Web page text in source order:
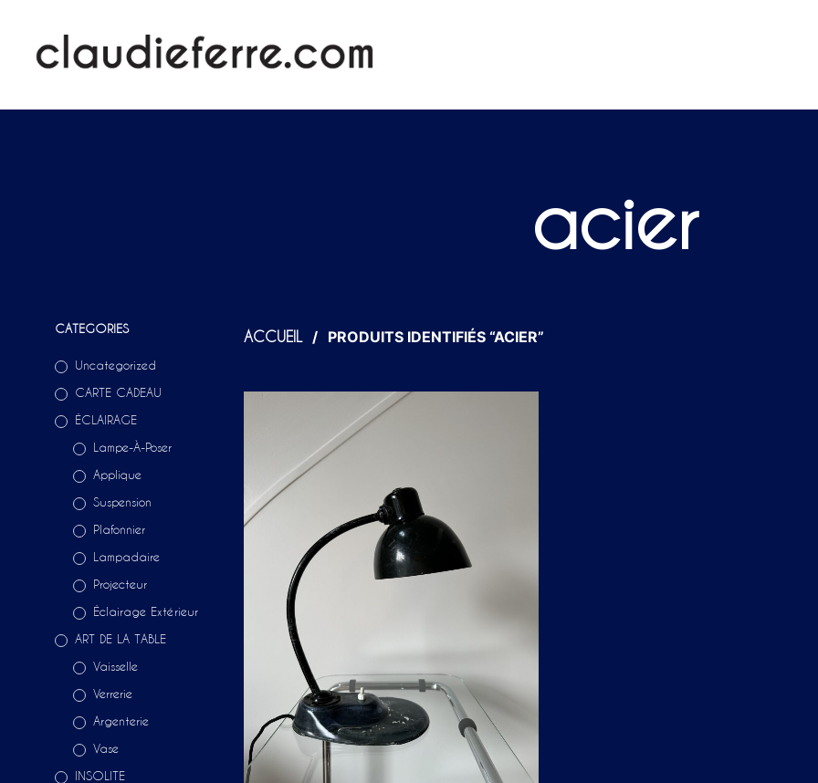
acier
CATEGORIES
Uncategorized
CARTE CADEAU
ÉCLAIRAGE
Lampe-À-Poser
Applique
Suspension
Plafonnier
Lampadaire
Projecteur
Éclairage Extérieur
ART DE LA TABLE
Vaisselle
Verrerie
Argenterie
Vase
INSOLITE
ACCUEIL / PRODUITS IDENTIFIÉS “ACIER”